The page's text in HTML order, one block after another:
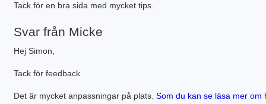
Tack för en bra sida med mycket tips.
Svar från Micke
Hej Simon,
Tack för feedback
Det är mycket anpassningar på plats. Som du kan se läsa mer om